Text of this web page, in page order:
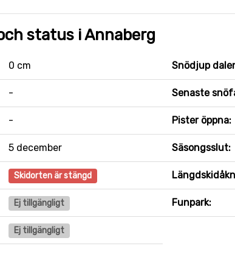
status i Annaberg
0 cm Snödjup
- Senaste
- Pister öppna:
5 december Säsongsslut:
Skidorten är stängd
Ej tillgängligt Funpark:
Ej tillgängligt